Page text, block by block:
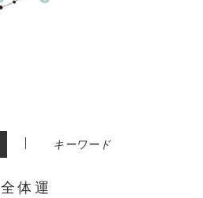
| キーワード
全体運